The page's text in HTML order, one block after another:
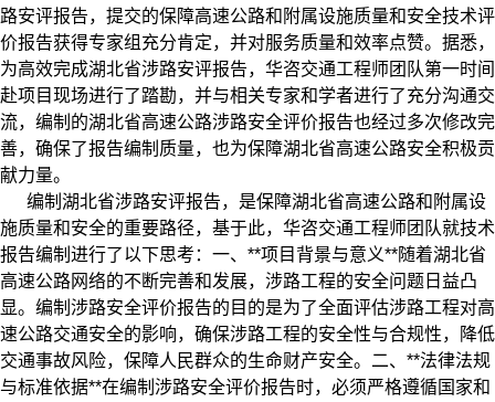
路安评报告，提交的保障高速公路和附属设施质量和安全技术评
价报告获得专家组充分肯定，并对服务质量和效率点赞。据悉，
为高效完成湖北省涉路安评报告，华咨交通工程师团队第一时间
赴项目现场进行了踏勘，并与相关专家和学者进行了充分沟通交
流，编制的湖北省高速公路涉路安全评价报告也经过多次修改完
善，确保了报告编制质量，也为保障湖北省高速公路安全积极贡
献力量。
编制湖北省涉路安评报告，是保障湖北省高速公路和附属设
施质量和安全的重要路径，基于此，华咨交通工程师团队就技术
报告编制进行了以下思考：一、**项目背景与意义**随着湖北省
高速公路网络的不断完善和发展，涉路工程的安全问题日益凸
显。编制涉路安全评价报告的目的是为了全面评估涉路工程对高
速公路交通安全的影响，确保涉路工程的安全性与合规性，降低
交通事故风险，保障人民群众的生命财产安全。二、**法律法规
与标准依据**在编制涉路安全评价报告时，必须严格遵循国家和